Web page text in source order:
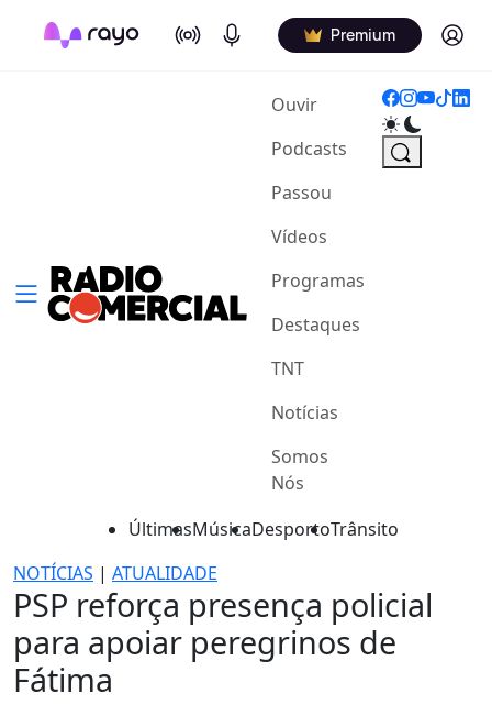
On Air Podcasts Premium Log in
Ouvir(current)
Podcasts
Passou
Vídeos
Programas
Destaques
TNT
Notícias
Somos
Nós
ÚltimasMúsicaDesportoTrânsito
NOTÍCIAS | ATUALIDADE
PSP reforça presença policial
para apoiar peregrinos de
Fátima